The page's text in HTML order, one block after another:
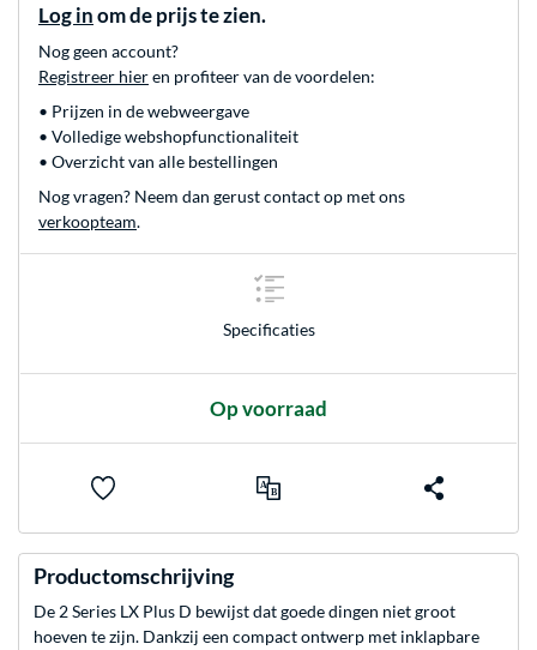
Log in om de prijs te zien.
Nog geen account?
Registreer hieren profiteer van de voordelen:
• Prijzen in de webweergave
• Volledige webshopfunctionaliteit
• Overzicht van alle bestellingen
Nog vragen? Neem dan gerust contact op met ons
verkoopteam.
Specificaties
Op voorraad
Productomschrijving
De 2 Series LX Plus D bewijst dat goede dingen niet groot
hoeven te zijn. Dankzij een compact ontwerp met inklapbare